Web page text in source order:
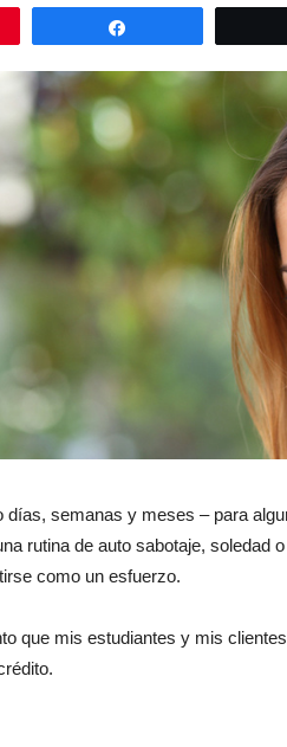
días, semanas y meses – para
rutina de auto sabotaje, soledad
como un esfuerzo.
que mis estudiantes y mis